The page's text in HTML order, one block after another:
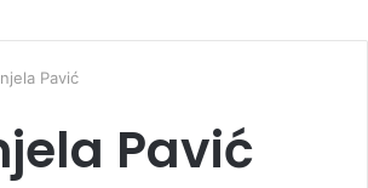
Pavić
Pavić